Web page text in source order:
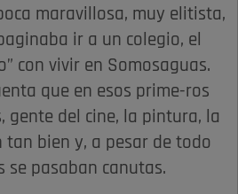
maravillosa, muy elitista,
ir a un colegio, el
con vivir en Somosaguas.
que en esos prime-ros
gente del cine, la pintura, la
bien y, a pesar de todo
se pasaban canutas.